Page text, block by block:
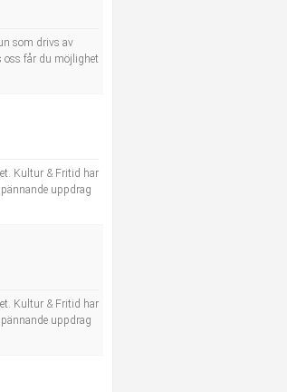
som drivs av
oss får du möjlighet
Kultur & Fritid har
uppdrag
Kultur & Fritid har
uppdrag